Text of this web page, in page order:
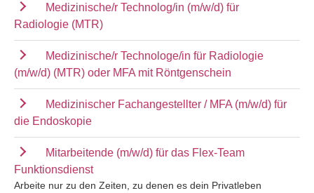
Medizinische/r Technolog/in (m/w/d) für
Radiologie (MTR)
Medizinische/r Technologe/in für Radiologie
(m/w/d) (MTR) oder MFA mit Röntgenschein
Medizinischer Fachangestellter / MFA (m/w/d) für
die Endoskopie
Mitarbeitende (m/w/d) für das Flex-Team
Funktionsdienst
Arbeite nur zu den Zeiten, zu denen es dein Privatleben